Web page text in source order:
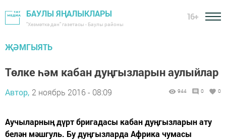
БАУЛЫ ЯҢАЛЫКЛАРЫ
"Хезмәткә дан" газетасы - Баулы районы
16+
ҖӘМГЫЯТЬ
Төлке һәм кабан дуңгызларын аулыйлар
Автор, 2 ноябрь 2016 - 08:09 944 0 0
Аучыларның дүрт бригадасы кабан дуңгызларын ату
белән мәшгуль. Бу дуңгызларда Африка чумасы